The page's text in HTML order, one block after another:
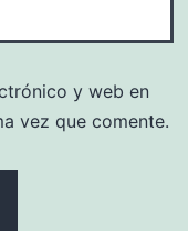
y web en
vez que comente.